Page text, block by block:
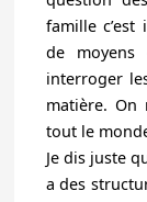
famille
de moyens
interroger
matière. On
tout le
Je dis juste
a des